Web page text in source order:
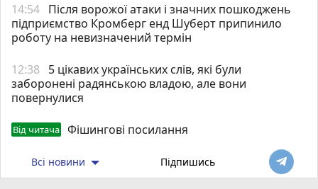
14:54 Після ворожої атаки і значних пошкоджень
підприємство Кромберг енд Шуберт припинило
роботу на невизначений термін
12:38
5 цікавих українських слів, які були
заборонені радянською владою, але вони
повернулися
Від читача Фішингові посилання
Всі новини Підпишись